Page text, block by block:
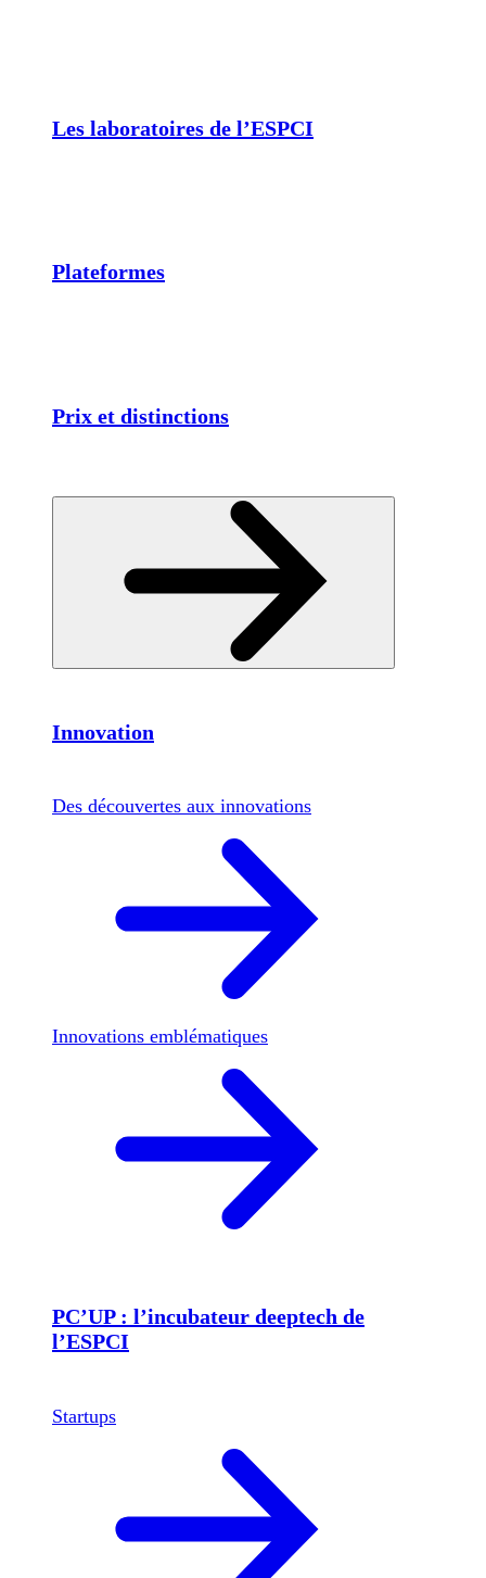
Les laboratoires de l’ESPCI
Plateformes
Prix et distinctions
Innovation
Des découvertes aux innovations
Innovations emblématiques
PC’UP : l’incubateur deeptech de
l’ESPCI
Startups